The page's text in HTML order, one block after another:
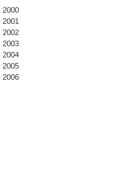
2000
2001
2002
2003
2004
2005
2006